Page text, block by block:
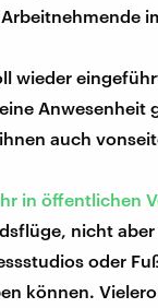
wieder
Anwesenheit
auch
in öffentlichen
nicht aber
oder
können.